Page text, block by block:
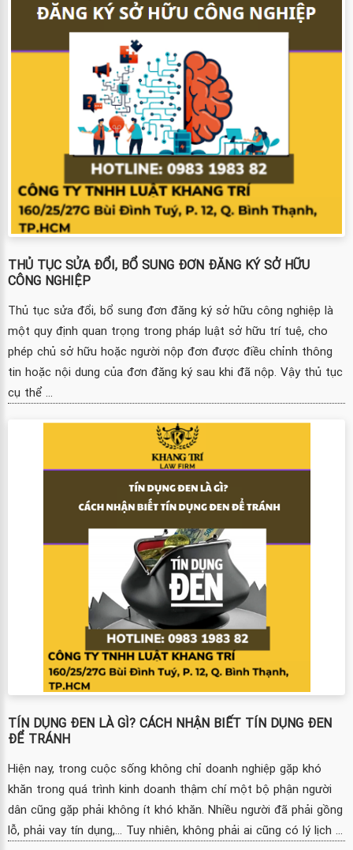
THỦ TỤC SỬA ĐỔI, BỔ SUNG ĐƠN ĐĂNG KÝ SỞ HỮU
CÔNG NGHIỆP
Thủ tục sửa đổi, bổ sung đơn đăng ký sở hữu công nghiệp là
một quy định quan trọng trong pháp luật sở hữu trí tuệ, cho
phép chủ sở hữu hoặc người nộp đơn được điều chỉnh thông
tin hoặc nội dung của đơn đăng ký sau khi đã nộp. Vậy thủ tục
cụ thể ...
TÍN DỤNG ĐEN LÀ GÌ? CÁCH NHẬN BIẾT TÍN DỤNG ĐEN
ĐỂ TRÁNH
Hiện nay, trong cuộc sống không chỉ doanh nghiệp gặp khó
khăn trong quá trình kinh doanh thậm chí một bộ phận người
dân cũng gặp phải không ít khó khăn. Nhiều người đã phải gồng
lỗ, phải vay tín dụng,... Tuy nhiên, không phải ai cũng có lý lịch ...